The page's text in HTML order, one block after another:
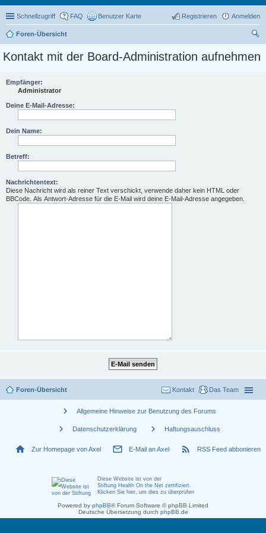
Schnellzugriff FAQ Benutzer Karte Anmelden
Registrieren
Foren-Übersicht
he
Kontakt mit der Board-Administration aufnehmen
Empfänger:
Administrator
Deine E-Mail-Adresse:
Dein Name:
Betreff:
Nachrichtentext:
Diese Nachricht wird als reiner Text verschickt, verwende daher kein HTML oder
BBCode. Als Antwort-Adresse für die E-Mail wird deine E-Mail-Adresse angegeben.
Foren-Übersicht Das Team
Kontakt
chevron_right Allgemeine Hinweise zur Benutzung des Forums
chevron_right Datenschutzerklärung chevron_right Haftungsauschluss
home Zur Homepage von Axel mail_outline E-Mail an Axel rss_feed RSS Feed abbonieren
Diese Website ist von der
Stiftung Health On the Net zertifiziert.
Klicken Sie hier, um dies zu überprüfen
Powered by phpBB® Forum Software © phpBB Limited
Deutsche Übersetzung durch phpBB.de